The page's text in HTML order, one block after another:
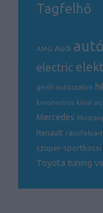
Tagfelhő
AMG Audi
electric
genfi autószalon
koronavírus kínai
Mercedes
Renault
szuper-sportkocsi
Toyota tuning V8